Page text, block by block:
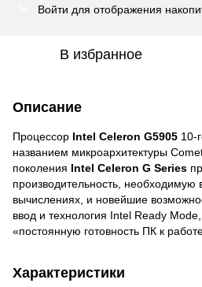
Войти для отображения
В избранное
Описание
Процессор Intel Celeron G5905 10-
названием микроархитектуры
поколения Intel Celeron G Series
производительность, необходимую
вычислениях, и новейшие
ввод и технология Intel Ready
«постоянную готовность ПК к
Характеристики